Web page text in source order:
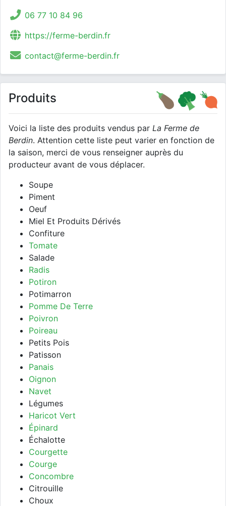
06 77 10 84 96
https://ferme-berdin.fr
contact@ferme-berdin.fr
Produits
Voici la liste des produits vendus par La Ferme de
Berdin. Attention cette liste peut varier en fonction de
la saison, merci de vous renseigner auprès du
producteur avant de vous déplacer.
Soupe
Piment
Oeuf
Miel Et Produits Dérivés
Confiture
Tomate
Salade
Radis
Potiron
Potimarron
Pomme De Terre
Poivron
Poireau
Petits Pois
Patisson
Panais
Oignon
Navet
Légumes
Haricot Vert
Épinard
Échalotte
Courgette
Courge
Concombre
Citrouille
Choux